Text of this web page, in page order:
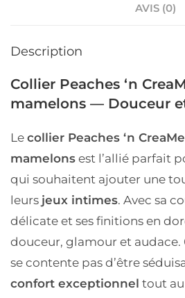
AVIS (0)
Description
Collier Peaches ‘n
mamelons — Douceur
Le collier Peaches ‘n
mamelons est l’allié parfait
qui souhaitent ajouter une
leurs jeux intimes. Avec sa
délicate et ses finitions en
douceur, glamour et audace.
se contente pas d’être
confort exceptionnel tout